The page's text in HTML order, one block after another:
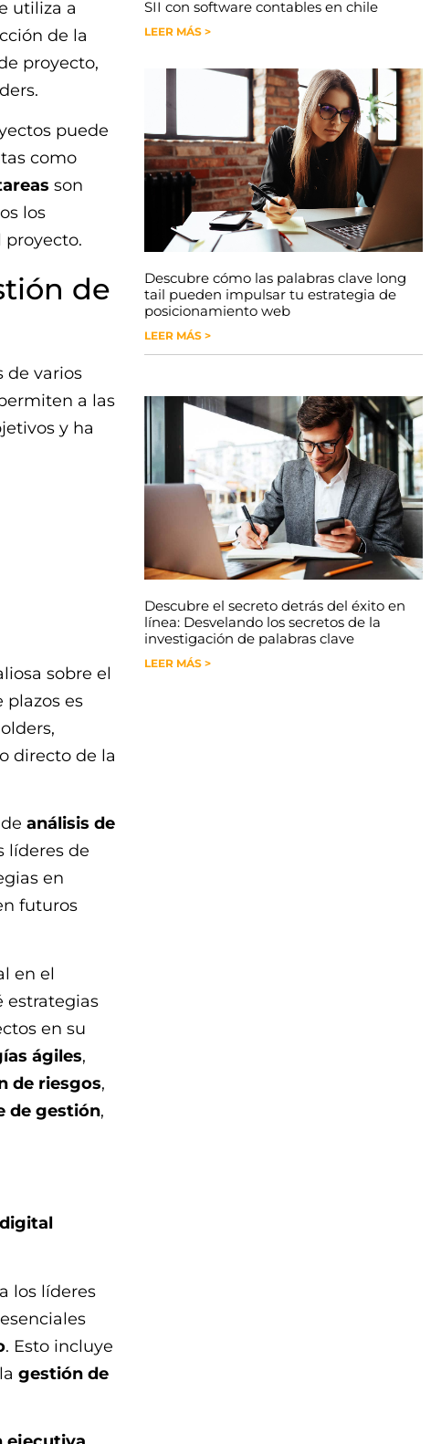
utiliza a
de la
proyecto,
puede
como
son
los
de
de varios
a las
y ha
sobre el
es
directo de la
análisis de
líderes de
en
futuros
en el
estrategias
en su
ágiles,
de riesgos,
de gestión,
los líderes
. Esto incluye
gestión de
SII con software contables en chile
LEER MÁS >
Descubre cómo las palabras clave long
tail pueden impulsar tu estrategia de
posicionamiento web
LEER MÁS >
Descubre el secreto detrás del éxito en
línea: Desvelando los secretos de la
investigación de palabras clave
LEER MÁS >